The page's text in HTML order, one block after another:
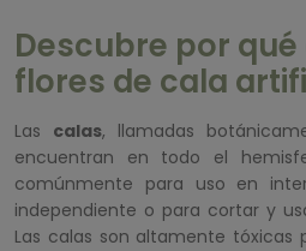
Descubre por
flores de cala
Las calas, llamadas
encuentran en todo el
comúnmente para uso en
independiente o para cortar y
Las calas son altamente tóxicas